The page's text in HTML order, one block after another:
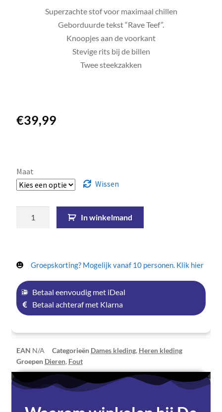
Superzachte stof voor maximaal chillen
Geborduurde tekst “Rave Teef”.
Knoopjes aan de voorkant
Stevige rits bij de billen
Twee steekzakken
€39,99
Maat
Wissen
In winkelmand
Groepskorting? Mogelijk vanaf 10 personen. Klik hier
Betaal eenvoudig met iDeal
Betaal achteraf met Klarna
EAN N/A Categorieën Dames kleding, Heren kleding
Groepen Dieren, Fout